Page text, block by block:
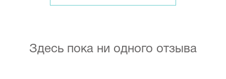
Здесь пока ни одного отзыва